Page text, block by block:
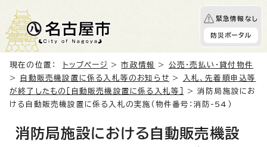
緊急情報なし
防災ポータル
現在の位置： トップページ >市政情報 > 公売・売払い・貸付物件
>
自動販売機設置に係る入札等のお知らせ >
入札、先着順申込等
が終了したもの［自動販売機設置に係る入札等］
> 消防局施設にお
ける自動販売機設置に係る入札の実施（物件番号：消防-54）
消防局施設における自動販売機設